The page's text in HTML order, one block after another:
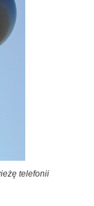
telefonii